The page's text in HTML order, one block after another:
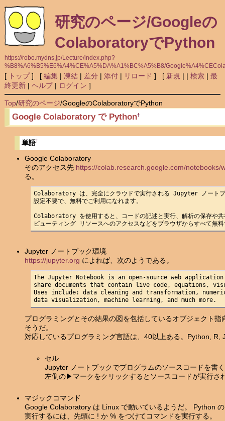
研究のページ/Googleの
ColaboratoryでPython
https://robo.mydns.jp/Lecture/index.php?
%B8%A6%B5%E6%A4%CE%A5%DA%A1%BC%A5%B8/
[ トップ] [ 編集| 凍結 | 差分 | 添付| リロード ] [ 新規 | | 検索| 最
終更新| ヘルプ| ログイン ]
Top/研究のページ/GoogleのColaboratoryでPython
Google Colaboratory で Python†
単語†
Google Colaboratory
そのアクセス先 https://colab.research.google.com/notebooks/
る。
Colaboratory は、完全にクラウドで実行される Jupyter ノートブ
設定不要で、無料でご利用になれます。
Colaboratory を使用すると、コードの記述と実行、解析の保存や共
ピューティング リソースへのアクセスなどをブラウザからすべて無
Jupyter ノートブック環境
https://jupyter.org によれば、次のようである。
The Jupyter Notebook is an open-source web
share documents that contain live code, equations,
Uses include: data cleaning and transformation,
data visualization, machine learning, and much more.
プログラミングとその結果の図を包括しているオブジェクト
そうだ。
対応しているプログラミング言語は、40以上ある。Python, R,
セル
Jupyter ノートブックでプログラムのソースコードを書
左側の▶マークをクリックするとソースコードが実行さ
マジックコマンド
Google Colaboratory は Linux で動いているようだ。 Python
実行するには、先頭に ! か % をつけてコマンドを実行する。